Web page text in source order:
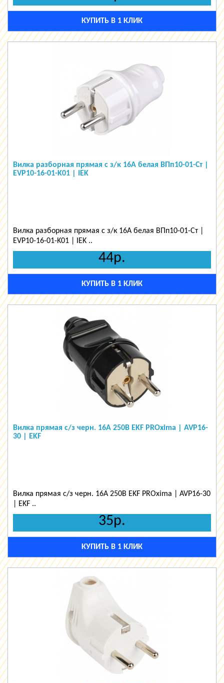
КУПИТЬ В 1 КЛИК
Вилка разборная прямая с з/к 16А белая ВПп10-01-Ст |
EVP10-16-01-K01 | IEK
Вилка разборная прямая с з/к 16А белая ВПп10-01-Ст |
EVP10-16-01-K01 | IEK ..
44р.
КУПИТЬ В 1 КЛИК
Вилка прямая с/з черн. 16А 250В EKF PROxima | AVP16-
30 | EKF
Вилка прямая с/з черн. 16А 250В EKF PROxima | AVP16-30
| EKF ..
35р.
КУПИТЬ В 1 КЛИК